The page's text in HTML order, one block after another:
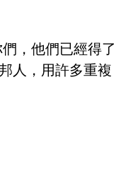
，他們已經得了
人，用許多重複